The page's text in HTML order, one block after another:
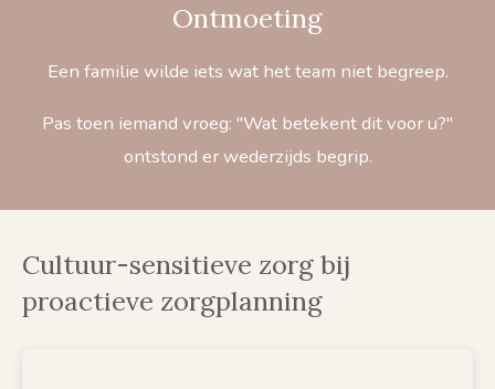
Ontmoeting
Een familie wilde iets wat het team niet begreep.
Pas toen iemand vroeg: "Wat betekent dit voor u?"
ontstond er wederzijds begrip.
Cultuur-sensitieve zorg bij
proactieve zorgplanning